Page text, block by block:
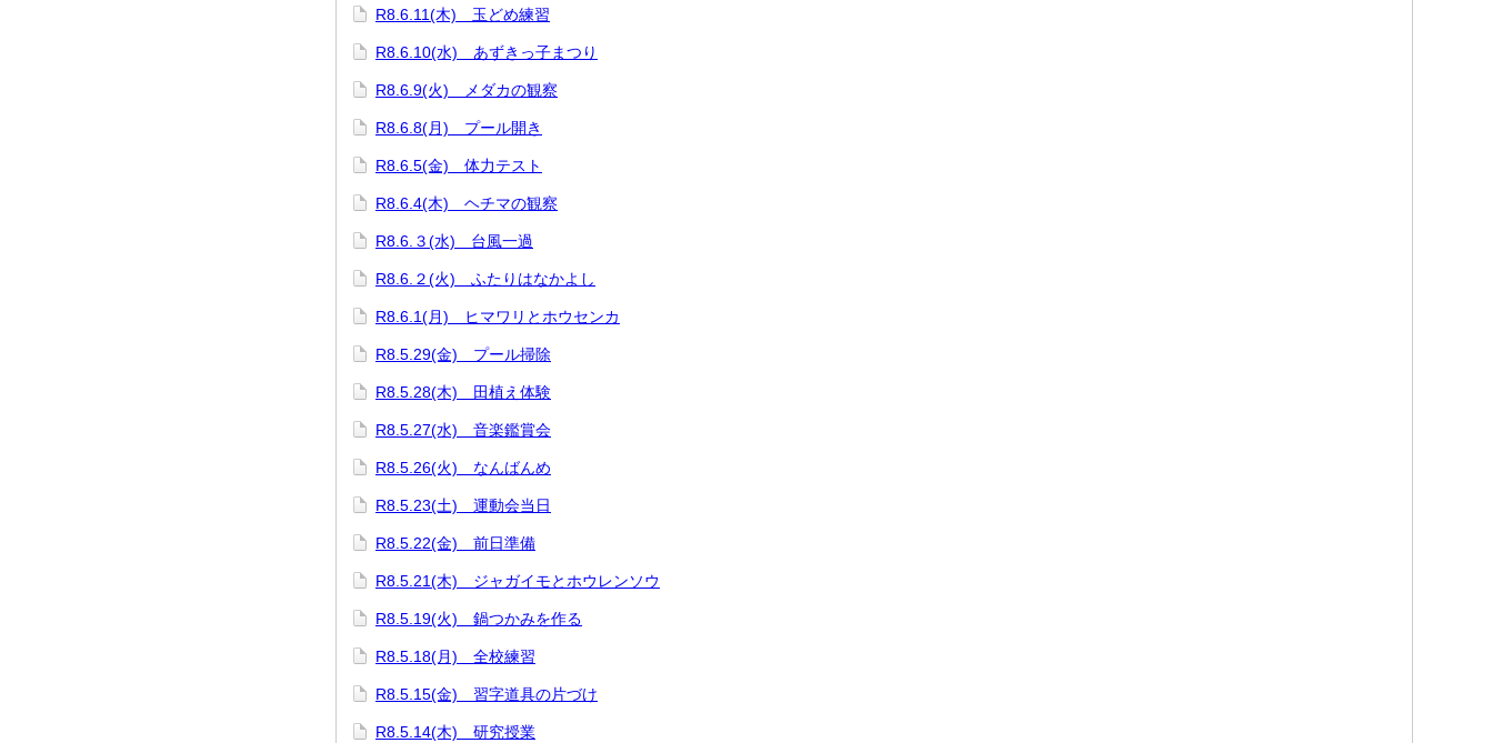
R8.6.11(木) 玉どめ練習
R8.6.10(水) あずきっ子まつり
R8.6.9(火) メダカの観察
R8.6.8(月) プール開き
R8.6.5(金) 体力テスト
R8.6.4(木) ヘチマの観察
R8.6.３(水) 台風一過
R8.6.２(火) ふたりはなかよし
R8.6.1(月) ヒマワリとホウセンカ
R8.5.29(金) プール掃除
R8.5.28(木) 田植え体験
R8.5.27(水) 音楽鑑賞会
R8.5.26(火) なんばんめ
R8.5.23(土) 運動会当日
R8.5.22(金) 前日準備
R8.5.21(木) ジャガイモとホウレンソウ
R8.5.19(火) 鍋つかみを作る
R8.5.18(月) 全校練習
R8.5.15(金) 習字道具の片づけ
R8.5.14(木) 研究授業